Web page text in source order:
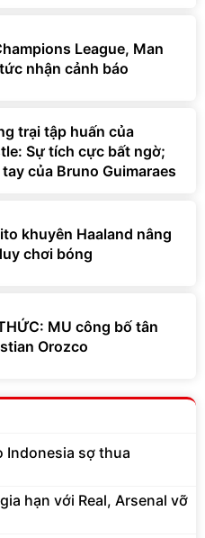
League, Man
nhận cảnh báo
trại tập huấn của
Sự tích cực bất ngờ;
của Bruno Guimaraes
khuyên Haaland nâng
chơi bóng
MU công bố tân
Orozco
Indonesia sợ thua
hạn với Real, Arsenal vỡ